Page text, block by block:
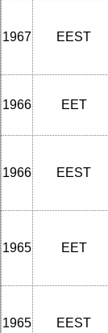
1967 EEST
1966 EET
1966 EEST
1965 EET
1965 EEST